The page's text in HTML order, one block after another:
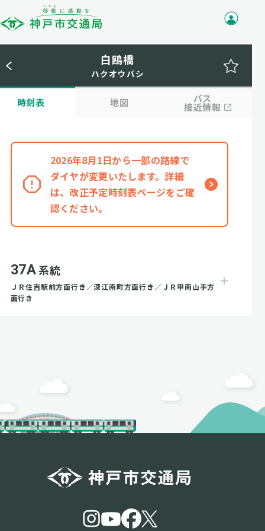
白鴎橋
ハクオウバシ
時刻表 地図 バス
接近情報
2026年8月1日から一部の路線で
ダイヤが変更いたします。詳細
は、改正予定時刻表ページをご確
認ください。
37A 系統
ＪＲ住吉駅前方面行き／深江南町方面行き／ＪＲ甲南山手方
面行き